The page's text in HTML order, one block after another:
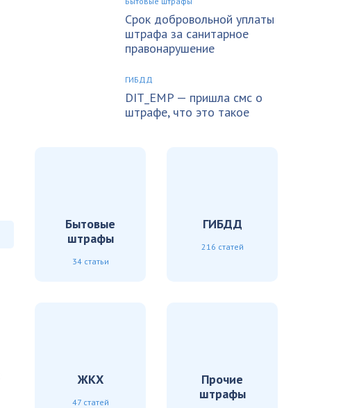
Срок добровольной уплаты
штрафа за санитарное
правонарушение
ГИБДД
DIT_EMP — пришла смс о
штрафе, что это такое
Бытовые
штрафы
34 статьи
ГИБДД
216 статей
ЖКХ
47 статей
Прочие
штрафы